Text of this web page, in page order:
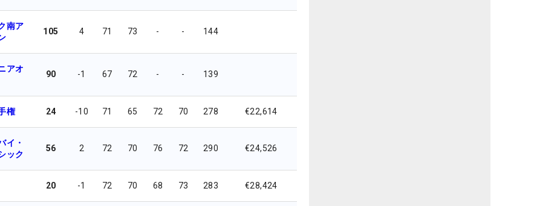
南ア
105 4 71 73 - - 144
アオ
90 -1 67 72 - - 139
権 24 -10 71 65 72 70 278 €22,614
イ・
ック
56 2 72 70 76 72 290 €24,526
20 -1 72 70 68 73 283 €28,424